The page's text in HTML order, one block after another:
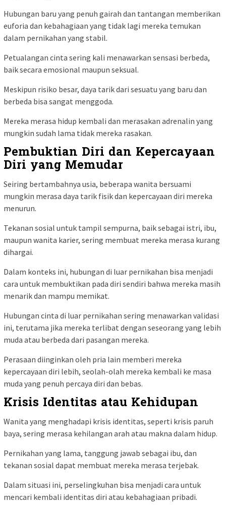
Hubungan baru yang penuh gairah dan tantangan memberikan
euforia dan kebahagiaan yang tidak lagi mereka temukan
dalam pernikahan yang stabil.
Petualangan cinta sering kali menawarkan sensasi berbeda,
baik secara emosional maupun seksual.
Meskipun risiko besar, daya tarik dari sesuatu yang baru dan
berbeda bisa sangat menggoda.
Mereka merasa hidup kembali dan merasakan adrenalin yang
mungkin sudah lama tidak mereka rasakan.
Pembuktian Diri dan Kepercayaan
Diri yang Memudar
Seiring bertambahnya usia, beberapa wanita bersuami
mungkin merasa daya tarik fisik dan kepercayaan diri mereka
menurun.
Tekanan sosial untuk tampil sempurna, baik sebagai istri, ibu,
maupun wanita karier, sering membuat mereka merasa kurang
dihargai.
Dalam konteks ini, hubungan di luar pernikahan bisa menjadi
cara untuk membuktikan pada diri sendiri bahwa mereka masih
menarik dan mampu memikat.
Hubungan cinta di luar pernikahan sering menawarkan validasi
ini, terutama jika mereka terlibat dengan seseorang yang lebih
muda atau berbeda dari pasangan mereka.
Perasaan diinginkan oleh pria lain memberi mereka
kepercayaan diri lebih, seolah-olah mereka kembali ke masa
muda yang penuh percaya diri dan bebas.
Krisis Identitas atau Kehidupan
Wanita yang menghadapi krisis identitas, seperti krisis paruh
baya, sering merasa kehilangan arah atau makna dalam hidup.
Pernikahan yang lama, tanggung jawab sebagai ibu, dan
tekanan sosial dapat membuat mereka merasa terjebak.
Dalam situasi ini, perselingkuhan bisa menjadi cara untuk
mencari kembali identitas diri atau kebahagiaan pribadi.